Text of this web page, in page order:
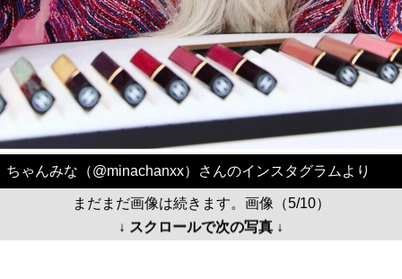
ちゃんみな（@minachanxx）さんのインスタグラムより
まだまだ画像は続きます。画像（5/10）
↓ スクロールで次の写真 ↓